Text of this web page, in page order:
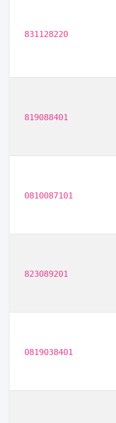
831128220
819088401
0810087101
823089201
0819038401